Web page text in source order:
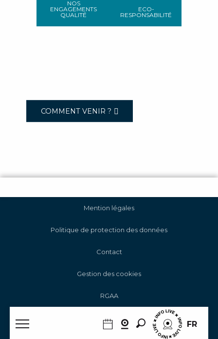
Recherche FR
NOS
ENGAGEMENTS
QUALITÉ
ECO-
RESPONSABILITÉ
COMMENT VENIR ?
Mention légales
Politique de protection des données
Contact
Gestion des cookies
RGAA